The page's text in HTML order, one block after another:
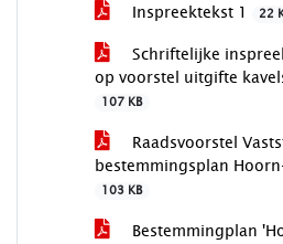
Inspreektekst 1
22
Schriftelijke
op voorstel uitgifte
107 KB
Raadsvoorstel
bestemmingsplan
103 KB
Bestemmingplan